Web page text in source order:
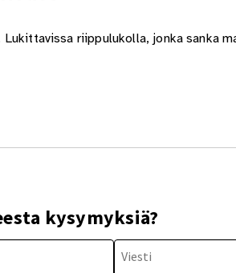
riippulukolla, jonka sanka
kysymyksiä?